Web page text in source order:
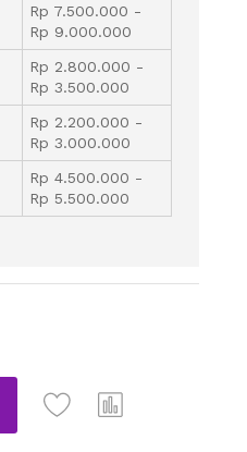
Rp 7.500.000 -
Rp 9.000.000
Rp 2.800.000 -
Rp 3.500.000
Rp 2.200.000 -
Rp 3.000.000
Rp 4.500.000 -
Rp 5.500.000